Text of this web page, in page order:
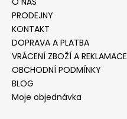
PRODEJNY
KONTAKT
DOPRAVA A PLATBA
VRÁCENÍ ZBOŽÍ A REKLAMACE
OBCHODNÍ PODMÍNKY
BLOG
Moje objednávka